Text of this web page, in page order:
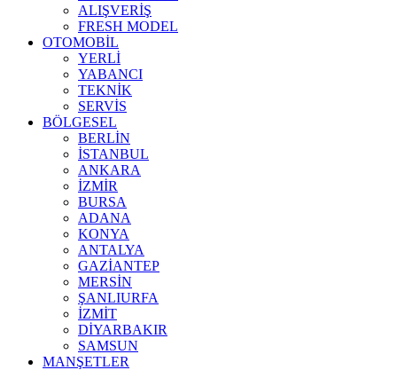
ALIŞVERİŞ
FRESH MODEL
OTOMOBİL
YERLİ
YABANCI
TEKNİK
SERVİS
BÖLGESEL
BERLİN
İSTANBUL
ANKARA
İZMİR
BURSA
ADANA
KONYA
ANTALYA
GAZİANTEP
MERSİN
ŞANLIURFA
İZMİT
DİYARBAKIR
SAMSUN
MANŞETLER